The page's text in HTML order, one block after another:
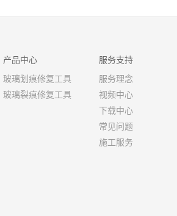
产品中心
玻璃划痕修复工具
玻璃裂痕修复工具
服务支持
服务理念
视频中心
下载中心
常见问题
施工服务